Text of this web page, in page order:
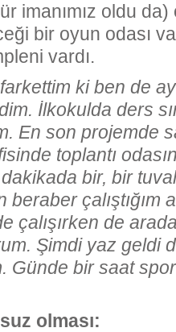
imanımız oldu da)
bir oyun odası
vardı.
ki ben de
İlkokulda ders
En son projemde
toplantı
bir, bir
çalıştığım
çalışırken de
Şimdi yaz geldi
Günde bir saat
olması: